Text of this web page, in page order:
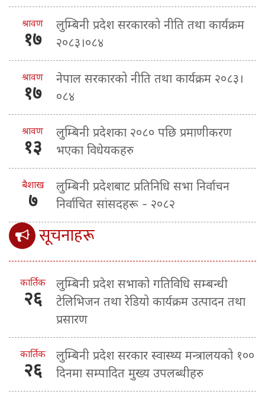
श्रावण
१७
लुम्बिनी प्रदेश सरकारको नीति तथा कार्यक्रम
२०८३।०८४
श्रावण
१७
नेपाल सरकारको नीति तथा कार्यक्रम २०८३।
०८४
श्रावण
१३
लुम्बिनी प्रदेशका २०८० पछि प्रमाणीकरण
भएका विधेयकहरु
बैशाख
७
लुम्बिनी प्रदेशबाट प्रतिनिधि सभा निर्वाचन
निर्वाचित सांसदहरू - २०८२
सूचनाहरू
कार्तिक
२६
लुम्बिनी प्रदेश सभाको गतिविधि सम्बन्धी
टेलिभिजन तथा रेडियो कार्यक्रम उत्पादन तथा
प्रसारण
कार्तिक
२६
लुम्बिनी प्रदेश सरकार स्वास्थ्य मन्त्रालयको १००
दिनमा सम्पादित मुख्य उपलब्धीहरु